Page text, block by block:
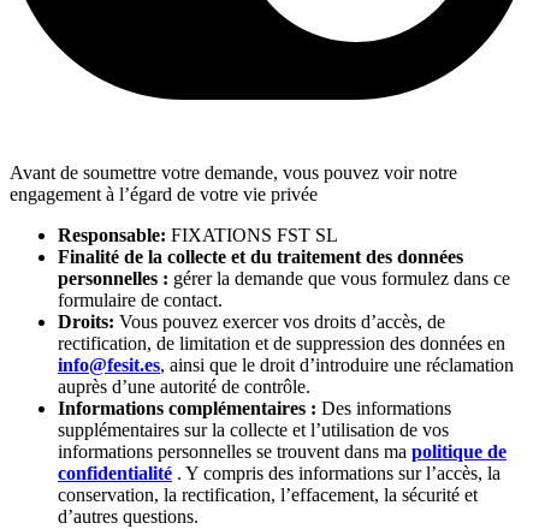
Avant de soumettre votre demande, vous pouvez voir notre
engagement à l’égard de votre vie privée
Responsable: FIXATIONS FST SL
Finalité de la collecte et du traitement des données
personnelles : gérer la demande que vous formulez dans ce
formulaire de contact.
Droits: Vous pouvez exercer vos droits d’accès, de
rectification, de limitation et de suppression des données en
info@fesit.es, ainsi que le droit d’introduire une réclamation
auprès d’une autorité de contrôle.
Informations complémentaires : Des informations
supplémentaires sur la collecte et l’utilisation de vos
informations personnelles se trouvent dans ma politique de
confidentialité . Y compris des informations sur l’accès, la
conservation, la rectification, l’effacement, la sécurité et
d’autres questions.